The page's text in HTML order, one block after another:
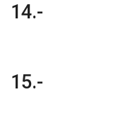
14.-
15.-